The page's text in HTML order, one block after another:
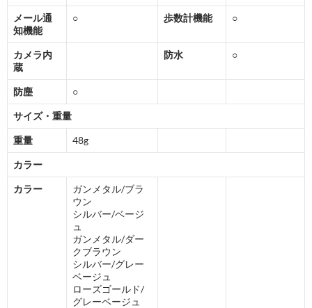
メール通
知機能
○ 歩数計機能 ○
カメラ内
蔵
防水 ○
防塵 ○
サイズ・重量
重量 48g
カラー
カラー
ガンメタル/ブラ
ウン
シルバー/ベージ
ュ
ガンメタル/ダー
クブラウン
シルバー/グレー
ベージュ
ローズゴールド/
グレーベージュ